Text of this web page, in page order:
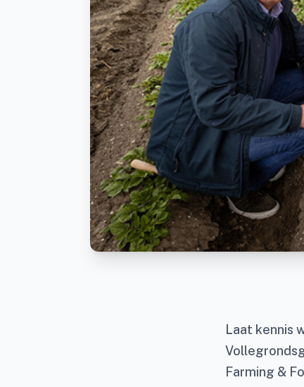
Laat kennis
Farming &